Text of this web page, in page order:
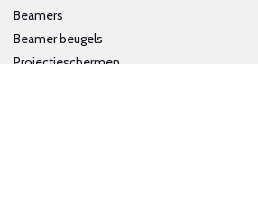
Beamers
Beamer beugels
Projectieschermen